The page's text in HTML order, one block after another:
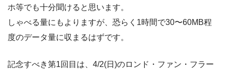
ホ等でも十分聞けると思います。
しゃべる量にもよりますが、恐らく1時間で30〜60MB程
度のデータ量に収まるはずです。
記念すべき第1回目は、4/2(日)のロンド・ファン・フラー